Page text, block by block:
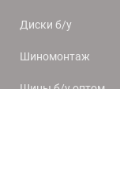
Диски б/у
Шиномонтаж
Шины б/у оптом